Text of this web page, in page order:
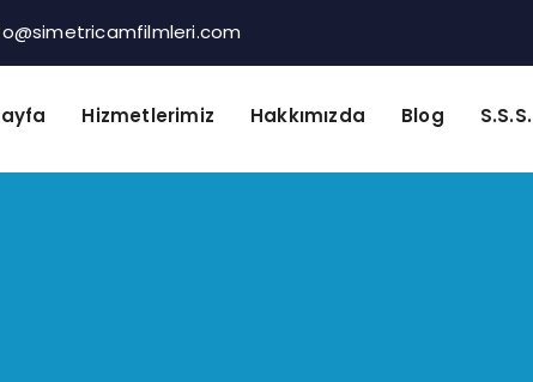
Hizmetlerimiz Hakkımızda Blog S.S.S.